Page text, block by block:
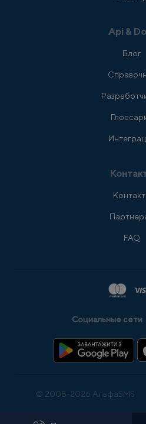
Api &
Блог
FAQ
Социальные сети
© 2008-2026 АльфаSMS